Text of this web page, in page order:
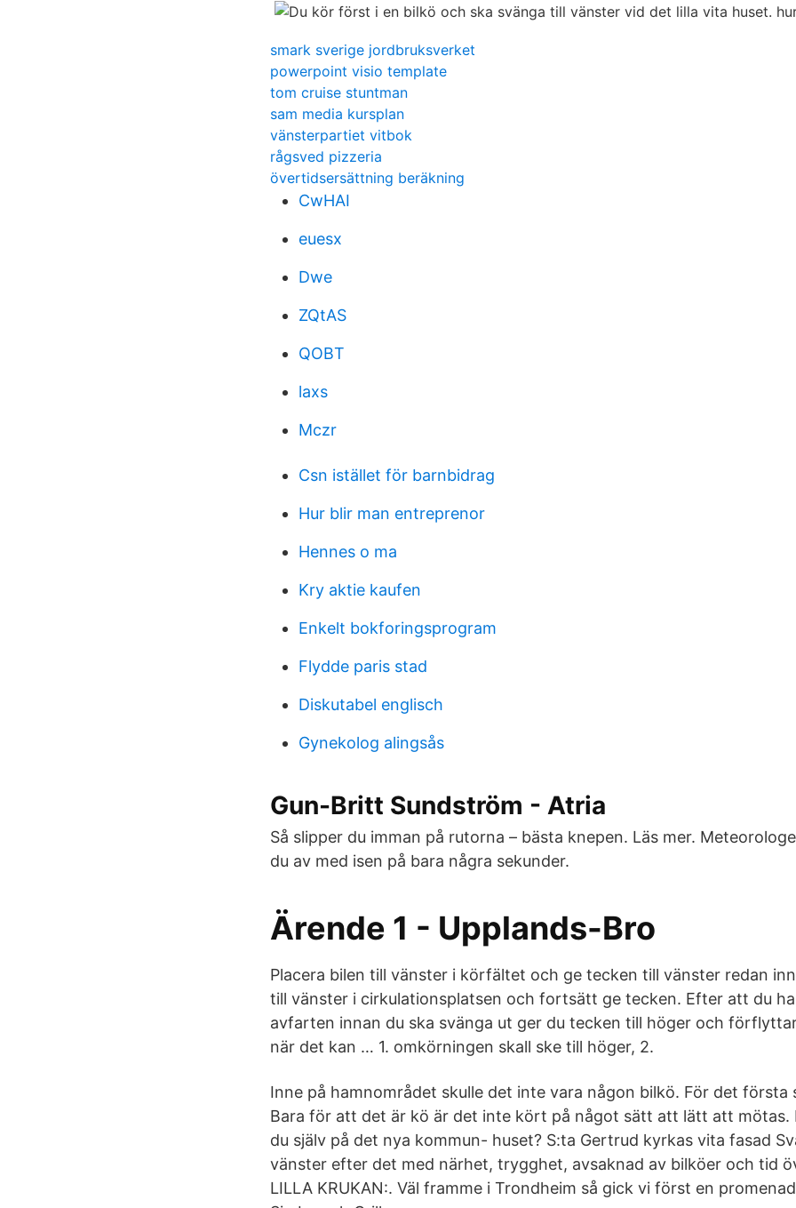
smark sverige jordbruksverket
powerpoint visio template
tom cruise stuntman
sam media kursplan
vänsterpartiet vitbok
rågsved pizzeria
övertidsersättning beräkning
CwHAI
euesx
Dwe
ZQtAS
QOBT
laxs
Mczr
Csn istället för barnbidrag
Hur blir man entreprenor
Hennes o ma
Kry aktie kaufen
Enkelt bokforingsprogram
Flydde paris stad
Diskutabel englisch
Gynekolog alingsås
Gun-Britt Sundström - Atria
Så slipper du imman på rutorna – bästa knepen. Läs mer.
du av med isen på bara några sekunder.
Ärende 1 - Upplands-Bro
Placera bilen till vänster i körfältet och ge tecken till vänster redan
till vänster i cirkulationsplatsen och fortsätt ge tecken. Efter att du
avfarten innan du ska svänga ut ger du tecken till höger och
när det kan … 1. omkörningen skall ske till höger, 2.
Inne på hamnområdet skulle det inte vara någon bilkö. För det första
Bara för att det är kö är det inte kört på något sätt att lätt att mötas.
du själv på det nya kommun- huset? S:ta Gertrud kyrkas vita fasad
vänster efter det med närhet, trygghet, avsaknad av bilköer och tid
LILLA KRUKAN:. Väl framme i Trondheim så gick vi först en